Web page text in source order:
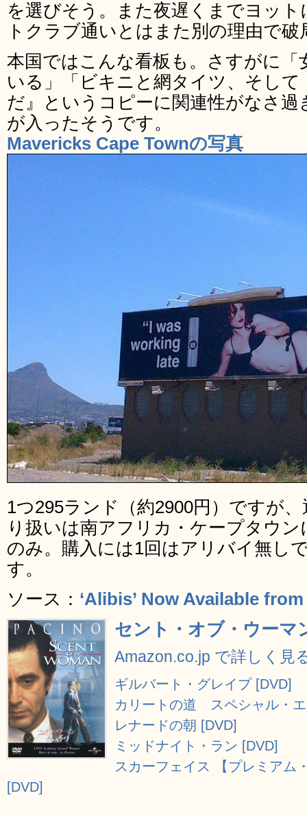
を選びそう。また夜遅くまでヨッ
トクラブ通いとはまた別の理由で
本国ではこんな看板も。さすがに
いる」「ビキニと網タイツ、そし
だ』というコピーに関連性がなさ過
が入ったそうです。
Mavericks Cape Townの写真
1つ295ランド（約2900円）ですが
り扱いは南アフリカ・ケープタウ
のみ。購入には1回はアリバイ無し
す。
ソース： ‘Alibis’ Now Available
セント・オブ・ウーマ
Amazon.co.jp で詳しく見
ギルバート・グレイプ [DVD]
カリートの道 スペシャル・
レナードの朝 [DVD]
ミッドナイト・ラン [DVD]
スカーフェイス 【プレミアム
[DVD]